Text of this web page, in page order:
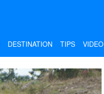
DESTINATION TIPS VIDEO